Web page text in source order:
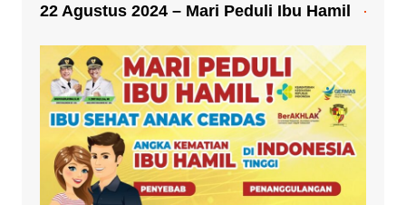
22 Agustus 2024 – Mari Peduli Ibu Hamil